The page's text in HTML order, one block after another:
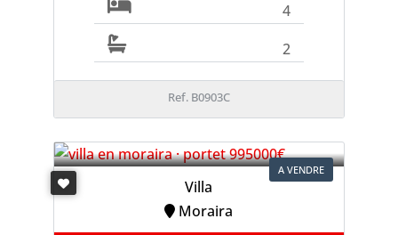
4
2
Ref. B0903C
A VENDRE
Villa
Moraira